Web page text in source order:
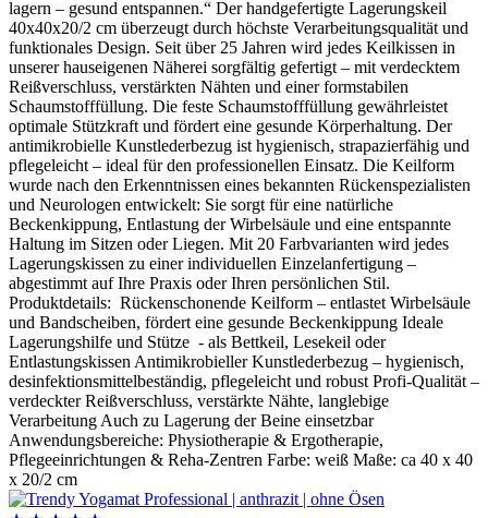
lagern – gesund entspannen.“ Der handgefertigte Lagerungskeil
40x40x20/2 cm überzeugt durch höchste Verarbeitungsqualität und
funktionales Design. Seit über 25 Jahren wird jedes Keilkissen in
unserer hauseigenen Näherei sorgfältig gefertigt – mit verdecktem
Reißverschluss, verstärkten Nähten und einer formstabilen
Schaumstofffüllung. Die feste Schaumstofffüllung gewährleistet
optimale Stützkraft und fördert eine gesunde Körperhaltung. Der
antimikrobielle Kunstlederbezug ist hygienisch, strapazierfähig und
pflegeleicht – ideal für den professionellen Einsatz. Die Keilform
wurde nach den Erkenntnissen eines bekannten Rückenspezialisten
und Neurologen entwickelt: Sie sorgt für eine natürliche
Beckenkippung, Entlastung der Wirbelsäule und eine entspannte
Haltung im Sitzen oder Liegen. Mit 20 Farbvarianten wird jedes
Lagerungskissen zu einer individuellen Einzelanfertigung –
abgestimmt auf Ihre Praxis oder Ihren persönlichen Stil.
Produktdetails: Rückenschonende Keilform – entlastet Wirbelsäule
und Bandscheiben, fördert eine gesunde Beckenkippung Ideale
Lagerungshilfe und Stütze - als Bettkeil, Lesekeil oder
Entlastungskissen Antimikrobieller Kunstlederbezug – hygienisch,
desinfektionsmittelbeständig, pflegeleicht und robust Profi-Qualität –
verdeckter Reißverschluss, verstärkte Nähte, langlebige
Verarbeitung Auch zu Lagerung der Beine einsetzbar
Anwendungsbereiche: Physiotherapie & Ergotherapie,
Pflegeeinrichtungen & Reha-Zentren Farbe: weiß Maße: ca 40 x 40
x 20/2 cm